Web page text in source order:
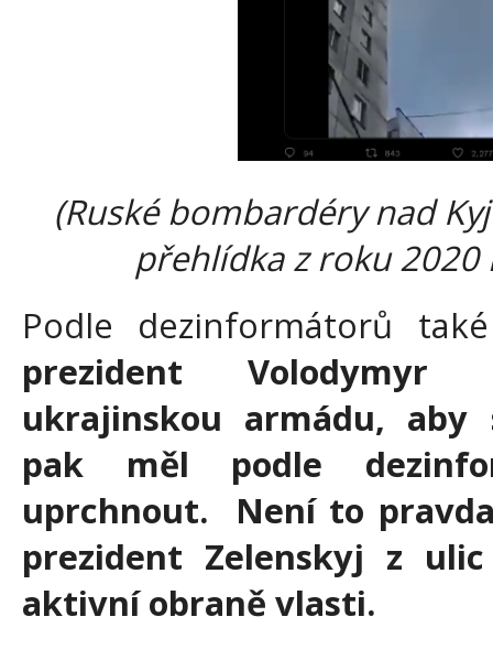
(Ruské bombardéry nad
přehlídka z roku 2020
Podle dezinformátorů
prezident Volodymyr
ukrajinskou armádu, aby
pak měl podle
uprchnout. Není to
prezident Zelenskyj z
aktivní obraně vlasti.